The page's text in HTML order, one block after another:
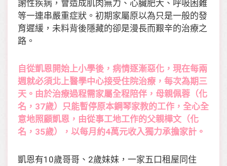
謝性疾病，會造成肌肉無力、心臟肥大、呼吸困難
等一連串嚴重症狀。初期家屬原以為只是一般的發
育遲緩，未料背後隱藏的卻是漫長而艱辛的治療之
路。
自從凱恩開始上小學後，病情逐漸惡化，現在每兩
週就必須北上醫學中心接受住院治療，每次為期三
天。由於治療過程需家屬全程陪伴，母親佩蓉（化
名，37歲）只能暫停原本鋼琴家教的工作，全心全
意地照顧凱恩，由從事工地工作的父親樺文（化
名，35歲），以每月約4萬元收入獨力承擔家計。
凱恩有10歲哥哥、2歲妹妹，一家五口租屋同住